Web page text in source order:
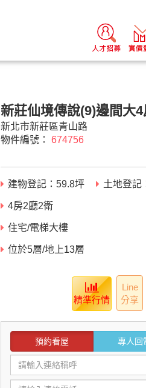
新莊仙境傳說(9)邊間大4
新北市新莊區青山路
物件編號： 674756
建物登記： 59.8坪 土地登記
4房2廳2衛
住宅/電梯大樓
位於5層/地上13層
精準行情
Line
分享
預約看屋 專人回